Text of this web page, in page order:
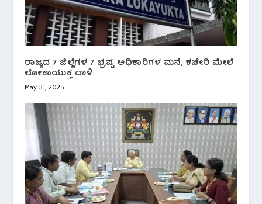
ರಾಜ್ಯದ 7 ಜಿಲ್ಲೆಗಳ 7 ಭ್ರಷ್ಟ ಅಧಿಕಾರಿಗಳ ಮನೆ, ಕಚೇರಿ ಮೇಲೆ
ಲೋಕಾಯುಕ್ತ ದಾಳಿ
May 31, 2025